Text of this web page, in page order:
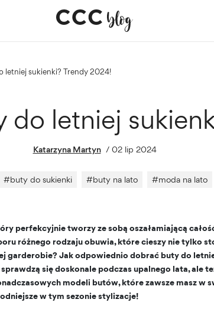
letniej sukienki? Trendy 2024!
letniej
Katarzyna Martyn / 02 lip 2024
#buty do sukienki #buty na lato #moda na lato
perfekcyjnie tworzy ze sobą oszałamiającą
różnego rodzaju obuwia, które cieszy nie tylko
garderobie? Jak odpowiednio dobrać buty do
się doskonale podczas upalnego lata, ale
modeli butów, które zawsze masz w
w tym sezonie stylizacje!